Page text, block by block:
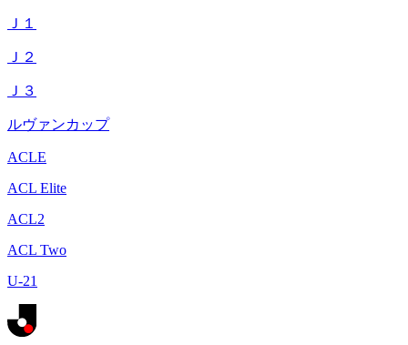
Ｊ１
Ｊ２
Ｊ３
ルヴァンカップ
ACLE
ACL Elite
ACL2
ACL Two
U-21